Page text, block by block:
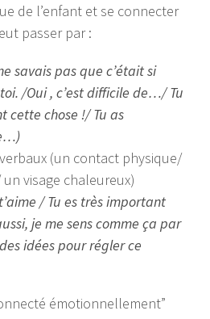
de l’enfant et se connecter
passer par :
savais pas que c’était si
/Oui , c’est difficile de…/ Tu
cette chose !/ Tu as
(un contact physique/
visage chaleureux)
t’aime /Tu es très important
je me sens comme ça par
idées pour régler ce
émotionnellement”